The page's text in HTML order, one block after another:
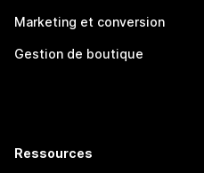
Marketing et conversion
Gestion de boutique
Ressources